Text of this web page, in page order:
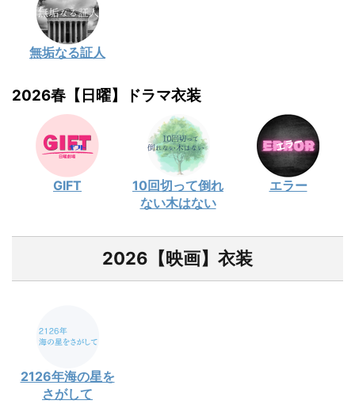
無垢なる証人
2026春【日曜】ドラマ衣装
GIFT
10回切って倒れ
ない木はない
エラー
2026【映画】衣装
2126年海の星を
さがして